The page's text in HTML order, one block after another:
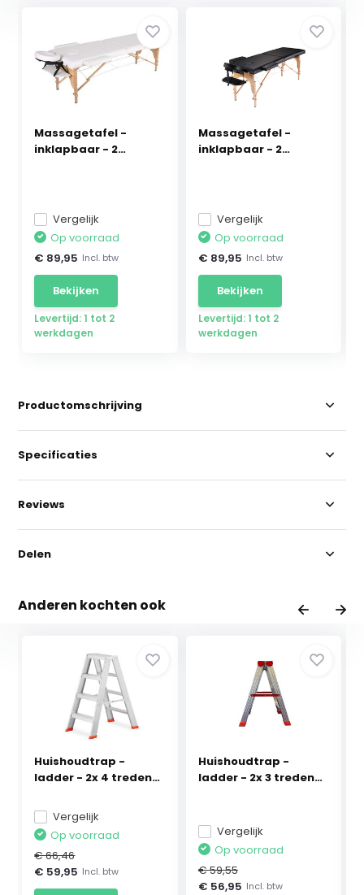
Massagetafel -
inklapbaar - 2
Vergelijk
Op voorraad
€ 89,95 Incl. btw
Bekijken
Levertijd: 1 tot 2
werkdagen
Massagetafel -
inklapbaar - 2
Vergelijk
Op voorraad
€ 89,95 Incl. btw
Bekijken
Levertijd: 1 tot 2
werkdagen
Productomschrijving
Specificaties
Reviews
Delen
Anderen kochten ook
Huishoudtrap -
ladder - 2x 4 treden
Vergelijk
Op voorraad
€ 66,46
€ 59,95 Incl. btw
Huishoudtrap -
ladder - 2x 3 treden
Vergelijk
Op voorraad
€ 59,55
€ 56,95 Incl. btw